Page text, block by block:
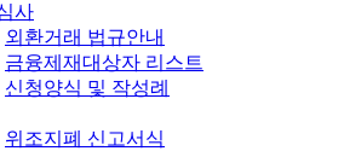
사
외환거래 법규안내
금융제재대상자 리스트
신청양식 및 작성례
위조지폐 신고서식